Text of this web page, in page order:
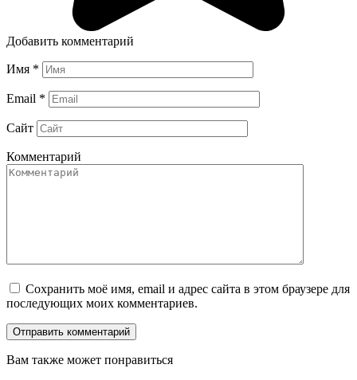
Добавить комментарий
Имя *
Email *
Сайт
Комментарий
Сохранить моё имя, email и адрес сайта в этом браузере для
последующих моих комментариев.
Вам также может понравиться